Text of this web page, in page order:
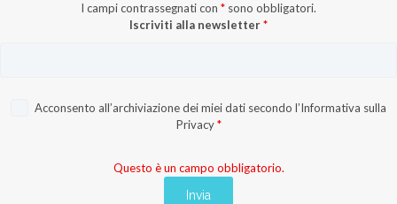
I campi contrassegnati con * sono obbligatori.
Iscriviti alla newsletter*
Acconsento all’archiviazione dei miei dati secondo l’Informativa sulla
Privacy *
Questo è un campo obbligatorio.